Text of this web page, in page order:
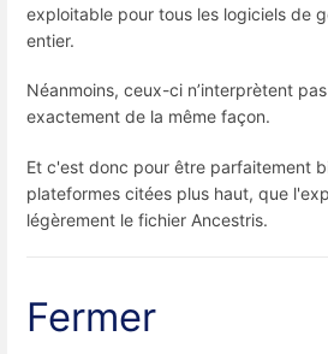
exploitable pour tous les logiciels de
entier.
Néanmoins, ceux-ci n’interprètent
exactement de la même façon.
Et c'est donc pour être parfaitement
plateformes citées plus haut, que
légèrement le fichier Ancestris.
Fermer